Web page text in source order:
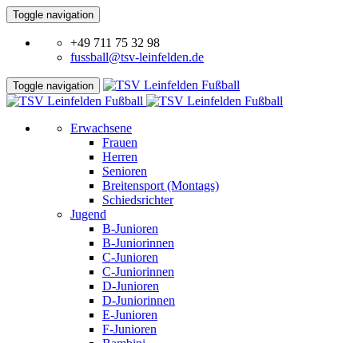
Toggle navigation
+49 711 75 32 98
fussball@tsv-leinfelden.de
Toggle navigation
Erwachsene
Frauen
Herren
Senioren
Breitensport (Montags)
Schiedsrichter
Jugend
B-Junioren
B-Juniorinnen
C-Junioren
C-Juniorinnen
D-Junioren
D-Juniorinnen
E-Junioren
F-Junioren